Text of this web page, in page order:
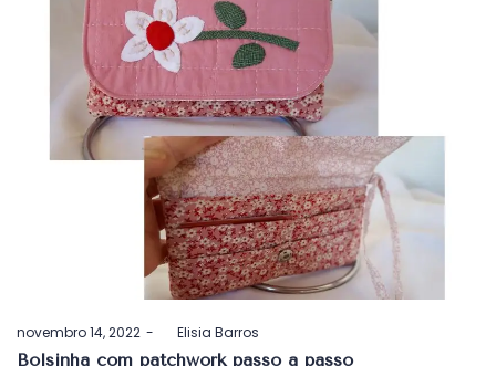
Postado
em
novembro 14, 2022 byElisia Barros
Bolsinha com patchwork passo a passo